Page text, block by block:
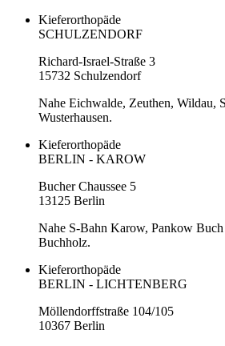
Kieferorthopäde
SCHULZENDORF
Richard-Israel-Straße 3
15732 Schulzendorf
Nahe Eichwalde, Zeuthen, Wildau,
Wusterhausen.
Kieferorthopäde
BERLIN - KAROW
Bucher Chaussee 5
13125 Berlin
Nahe S-Bahn Karow, Pankow Buch
Buchholz.
Kieferorthopäde
BERLIN - LICHTENBERG
Möllendorffstraße 104/105
10367 Berlin